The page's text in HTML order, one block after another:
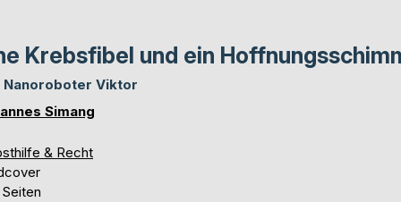
Krebsfibel und ein
Nanoroboter Viktor
Simang
& Recht